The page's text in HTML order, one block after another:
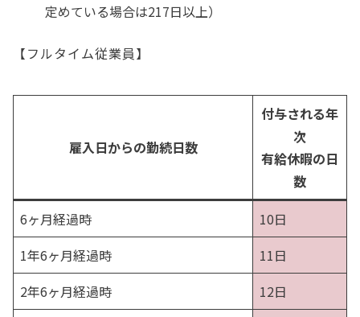
定めている場合は217日以上）
【フルタイム従業員】
雇入日からの勤続日数
付与される年
次
有給休暇の日
数
6ヶ月経過時
10日
1年6ヶ月経過時
11日
2年6ヶ月経過時
12日